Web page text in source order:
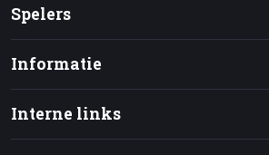
Spelers
Informatie
Interne links